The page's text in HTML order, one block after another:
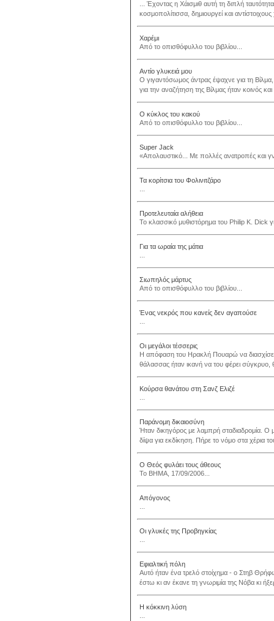
... Έχοντας η Χάισμιθ αυτή τη διπλή
κοσμοπολίτισσα, δημιουργεί και
Χαρέμι
Από το οπισθόφυλλο του βιβλίου...
Αντίο γλυκειά μου
Ο γιγαντόσωμος άντρας έψαχνε για τη
για την αναζήτηση της Βίλμας ήταν κοινός
Ο κύκλος του κακού
Από το οπισθόφυλλο του βιβλίου...
Super Jack
«Aπολαυστικό... Mε πολλές ανατροπές και
Τα κορίτσια του Φολινιτζάρο
Προτελευταία αλήθεια
Το κλασσικό μυθιστόρημα του Philip K. Dick
Για τα ωραία της μάτια
Σιωπηλός μάρτυς
Από το οπισθόφυλλο του βιβλίου...
Ένας νεκρός που κανείς δεν αγαπούσε
Οι μεγάλοι τέσσερις
Η απόφαση του Ηρακλή Πουαρώ να
θάλασσας ήταν ικανή να του φέρει σύγκρυο,
Κούρσα θανάτου στη Σανζ Ελιζέ
Παράνομη δικαιοσύνη
Ήταν δικηγόρος με λαμπρή σταδιαδρομία.
δίψα για εκδίκηση. Πήρε το νόμο στα χέρια
Ο Θεός φυλάει τους άθεους
Το ΒΗΜΑ, 17/09/2006...
Απόγονος
Οι γλυκές της Προβηγκίας
Εφιαλτική πόλη
Αυτό ήταν ένα τρελό στοίχημα - ο Στηβ
έστω κι αν έκανε τη γνωριμία της Νόβα κι
Η κόκκινη λύση